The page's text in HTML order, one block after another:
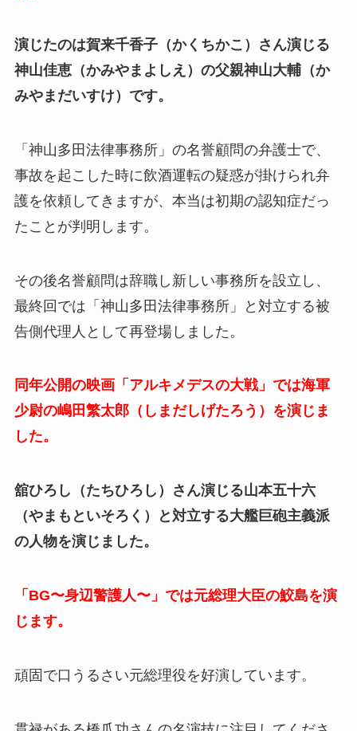
演じたのは賀来千香子（かくちかこ）さん演じる
神山佳恵（かみやまよしえ）の父親神山大輔（か
みやまだいすけ）です。
「神山多田法律事務所」の名誉顧問の弁護士で、
事故を起こした時に飲酒運転の疑惑が掛けられ弁
護を依頼してきますが、本当は初期の認知症だっ
たことが判明します。
その後名誉顧問は辞職し新しい事務所を設立し、
最終回では「神山多田法律事務所」と対立する被
告側代理人として再登場しました。
同年公開の映画「アルキメデスの大戦」では海軍
少尉の嶋田繁太郎（しまだしげたろう）を演じま
した。
舘ひろし（たちひろし）さん演じる山本五十六
（やまもといそろく）と対立する大艦巨砲主義派
の人物を演じました。
「BG〜身辺警護人〜」では元総理大臣の鮫島を演
じます。
頑固で口うるさい元総理役を好演しています。